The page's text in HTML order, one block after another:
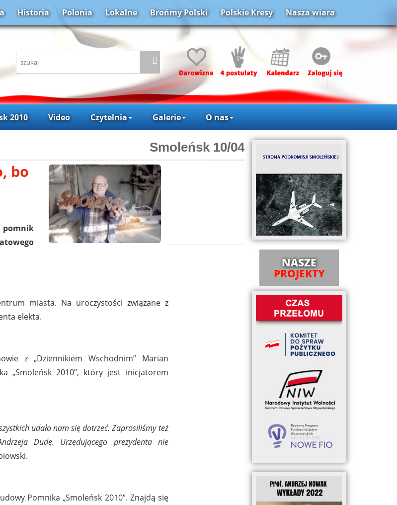
Historia Polonia Lokalne Brońmy Polski Polskie Kresy Nasza wiara
2010 Video Czytelnia Galerie O nas
Smoleńsk 10/04
bo
pomnik
miasta. Na uroczystości związane z
elekta.
z „Dziennikiem Wschodnim” Marian
„Smoleńsk 2010”, który jest inicjatorem
udało nam się dotrzeć. Zaprosiliśmy też
Dudę. Urzędującego prezydenta nie
Pomnika „Smoleńsk 2010”. Znajdą się
NASZE
PROJEKTY